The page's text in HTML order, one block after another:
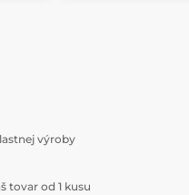
výroby
tovar od 1 kusu